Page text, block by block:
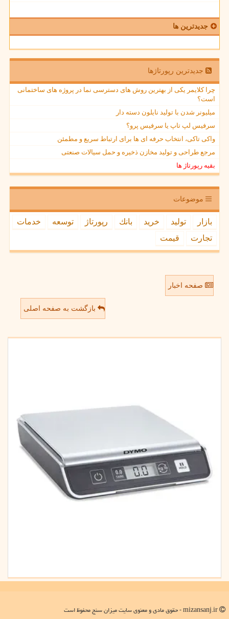
جدیدترین ها
جدیدترین رپورتاژها
چرا کلایمر یکی از بهترین روش های دسترسی نما در پروژه های ساختمانی
است؟
میلیونر شدن با تولید نایلون دسته دار
سرفیس لپ تاپ یا سرفیس پرو؟
واکی تاکی، انتخاب حرفه ای ها برای ارتباط سریع و مطمئن
مرجع طراحی و تولید مخازن ذخیره و حمل سیالات صنعتی
بقیه رپورتاژ ها
موضوعات
بازار تولید خرید بانك رپورتاژ توسعه
خدمات
تجارت
قیمت
صفحه اخبار
بازگشت به صفحه اصلی